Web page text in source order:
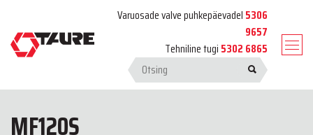
Varuosade valve puhkepäevadel 5306
9657
Tehniline tugi 5302 6865
MF120S